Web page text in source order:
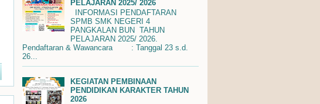
PELAJARAN 2025/ 2026
INFORMASI PENDAFTARAN
SPMB SMK NEGERI 4
PANGKALAN BUN TAHUN
PELAJARAN 2025/ 2026.
Pendaftaran & Wawancara : Tanggal 23 s.d.
26...
KEGIATAN PEMBINAAN
PENDIDIKAN KARAKTER TAHUN
2026